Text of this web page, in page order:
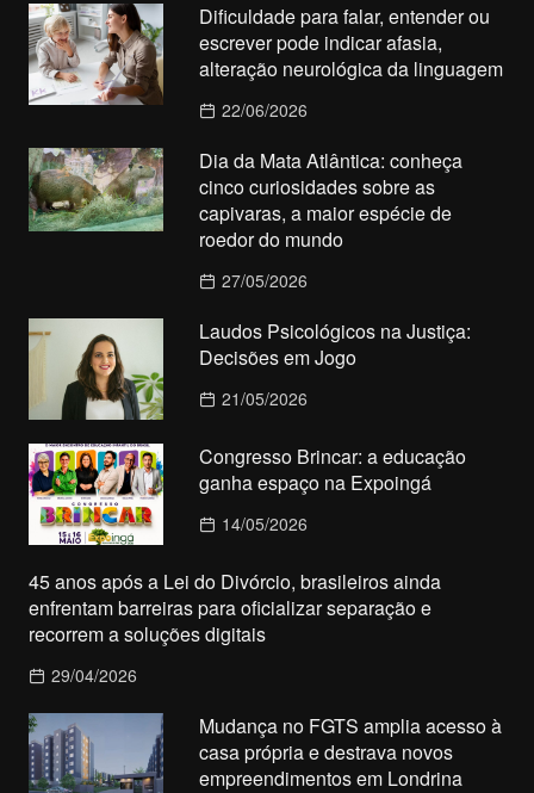
Dificuldade para falar, entender ou
escrever pode indicar afasia,
alteração neurológica da linguagem
22/06/2026
Dia da Mata Atlântica: conheça
cinco curiosidades sobre as
capivaras, a maior espécie de
roedor do mundo
27/05/2026
Laudos Psicológicos na Justiça:
Decisões em Jogo
21/05/2026
Congresso Brincar: a educação
ganha espaço na Expoingá
14/05/2026
45 anos após a Lei do Divórcio, brasileiros ainda
enfrentam barreiras para oficializar separação e
recorrem a soluções digitais
29/04/2026
Mudança no FGTS amplia acesso à
casa própria e destrava novos
empreendimentos em Londrina